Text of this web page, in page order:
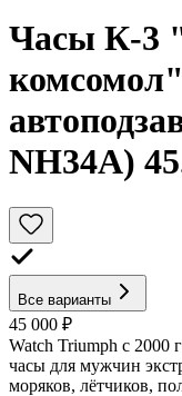
Часы К-3
NH34A)
Все варианты
45 000 ₽
Watch Triumph с 2000
часы для мужчин
моряков, лётчиков,